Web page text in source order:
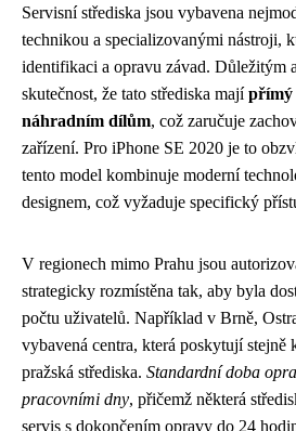
Servisní střediska jsou vybavena
technikou a specializovanými nástroji,
identifikaci a opravu závad. Důležitým
skutečnost, že tato střediska majípřímý
náhradním dílům, což zaručuje
zařízení. Pro iPhone SE 2020 je to
tento model kombinuje moderní
designem, což vyžaduje specifický
V regionech mimo Prahu jsou
strategicky rozmístěna tak, aby byla
počtu uživatelů. Například v Brně,
vybavená centra, která poskytují
pražská střediska. Standardní doba
pracovními dny, přičemž některá
servis s dokončením opravy do 24